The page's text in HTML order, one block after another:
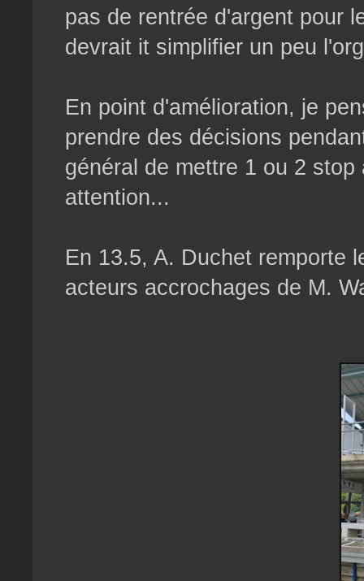
pas de rentrée d'argent pour
devrait it simplifier un peu
En point d'amélioration, je
prendre des décisions
général de mettre 1 ou 2
attention...
En 13.5, A. Duchet remporte
acteurs accrochages de M.